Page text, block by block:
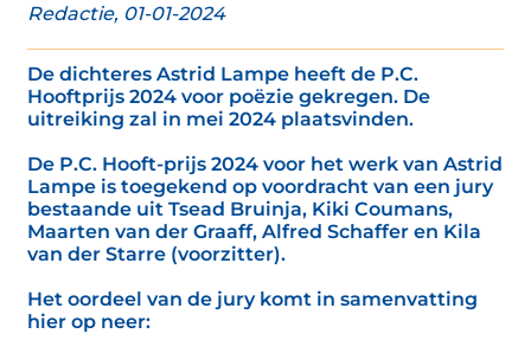
Redactie, 01-01-2024
De dichteres Astrid Lampe heeft de P.C.
Hooftprijs 2024 voor poëzie gekregen. De
uitreiking zal in mei 2024 plaatsvinden.
De P.C. Hooft-prijs 2024 voor het werk van Astrid
Lampe is toegekend op voordracht van een jury
bestaande uit Tsead Bruinja, Kiki Coumans,
Maarten van der Graaff, Alfred Schaffer en Kila
van der Starre (voorzitter).
Het oordeel van de jury komt in samenvatting
hier op neer: